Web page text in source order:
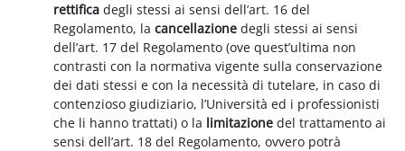
rettificadegli stessi ai sensi dell’art. 16 del
Regolamento, lacancellazione degli stessi ai sensi
dell’art. 17 del Regolamento (ove quest’ultima non
contrasti con la normativa vigente sulla conservazione
dei dati stessi e con la necessità di tutelare, in caso di
contenzioso giudiziario, l’Università ed i professionisti
che li hanno trattati) o la limitazione del trattamento ai
sensi dell’art. 18 del Regolamento, ovvero potrà